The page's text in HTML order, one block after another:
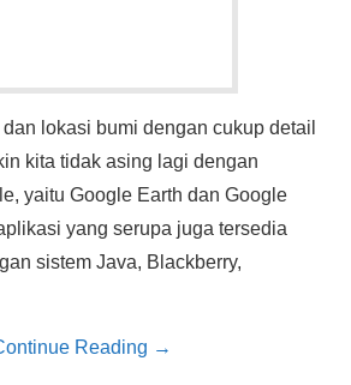
lokasi bumi dengan cukup detail
kita tidak asing lagi dengan
yaitu Google Earth dan Google
yang serupa juga tersedia
sistem Java, Blackberry,
Reading →